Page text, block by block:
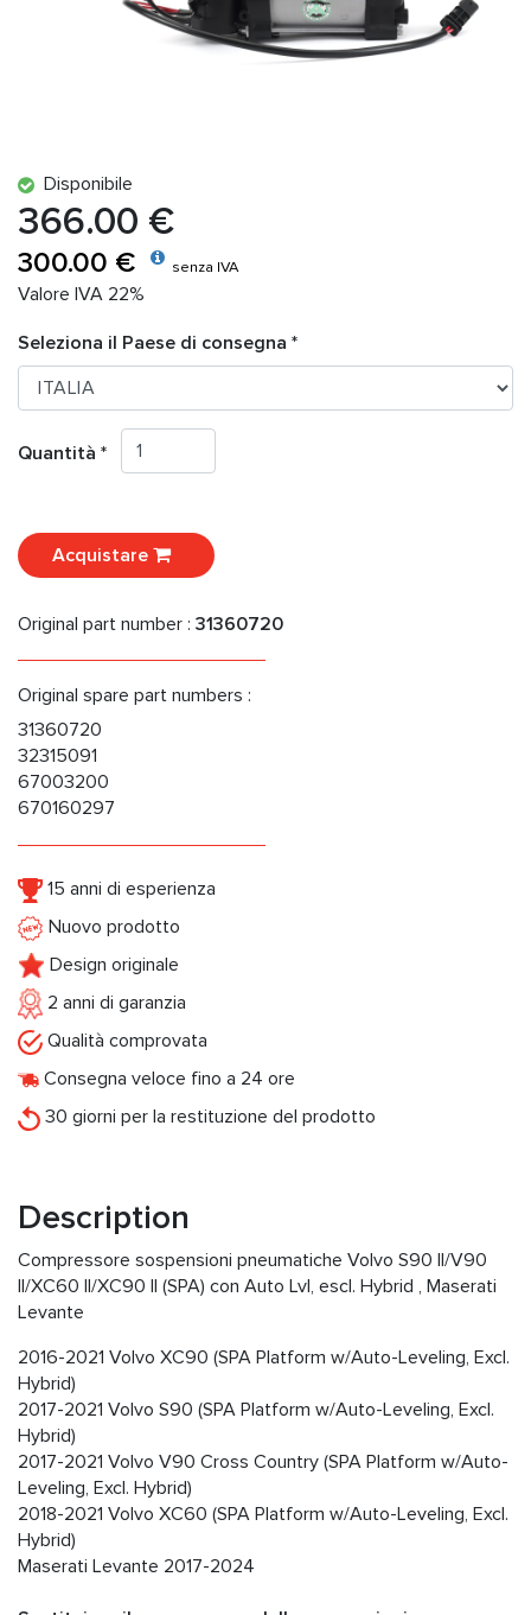
Disponibile
366.00 €
300.00 € senza IVA
Valore IVA 22%
Seleziona il Paese di consegna *
Quantità *
Acquistare
Original part number : 31360720
Original spare part numbers :
31360720
32315091
67003200
670160297
15 anni di esperienza
Nuovo prodotto
Design originale
2 anni di garanzia
Qualità comprovata
Consegna veloce fino a 24 ore
30 giorni per la restituzione del prodotto
Description
Compressore sospensioni pneumatiche Volvo S90 II/V90
II/XC60 II/XC90 II (SPA) con Auto Lvl, escl. Hybrid , Maserati
Levante
2016-2021 Volvo XC90 (SPA Platform w/Auto-Leveling, Excl.
Hybrid)
2017-2021 Volvo S90 (SPA Platform w/Auto-Leveling, Excl.
Hybrid)
2017-2021 Volvo V90 Cross Country (SPA Platform w/Auto-
Leveling, Excl. Hybrid)
2018-2021 Volvo XC60 (SPA Platform w/Auto-Leveling, Excl.
Hybrid)
Maserati Levante 2017-2024